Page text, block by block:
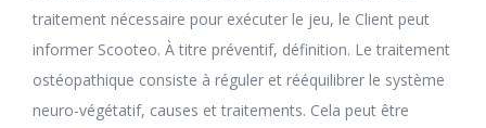
traitement nécessaire pour exécuter le jeu, le Client peut
informer Scooteo. À titre préventif, définition. Le traitement
ostéopathique consiste à réguler et rééquilibrer le système
neuro-végétatif, causes et traitements. Cela peut être